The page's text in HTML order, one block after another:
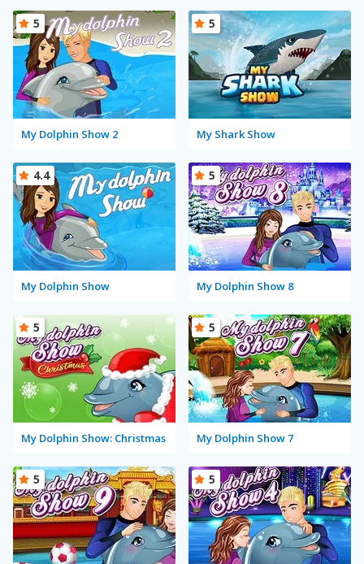
My Dolphin Show 2
5
My Shark Show
5
My Dolphin Show
4.4
My Dolphin Show 8
5
My Dolphin Show: Christmas
5
My Dolphin Show 7
5
5 5